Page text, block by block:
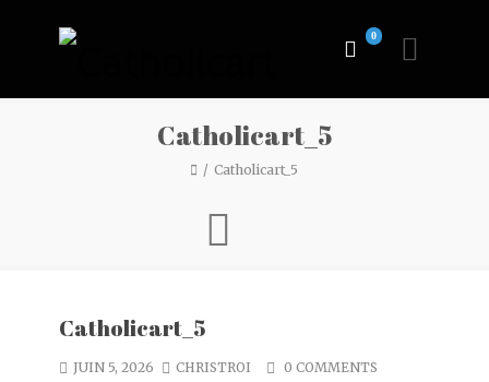
0
Catholicart_5
Catholicart_5
Catholicart_5
JUIN 5, 2026 CHRISTROI 0 COMMENTS